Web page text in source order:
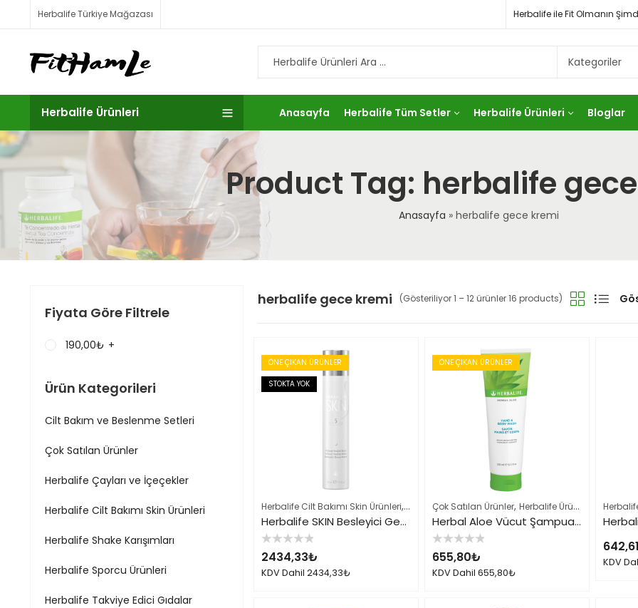
Herbalife Türkiye Mağazası Herbalife ile Fit Olmanın
Herbalife Ürünleri Anasayfa Herbalife Tüm Setler Herbalife Ürünleri Bloglar
Product Tag: herbalife
Anasayfa » herbalife gece kremi
herbalife gece kremi (Gösteriliyor 1 – 12 ürünler 16 products)
ÖNE ÇIKAN ÜRÜNLER
STOKTA YOK
Herbalife Cilt Bakımı Skin Ürünleri, Herbalife Ürün Listesi Tamamı
Herbalife SKIN Besleyici Gece Kremi
5
üzerinden
0
oy
2434,33₺
KDV Dahil 2434,33₺
ÖNE ÇIKAN ÜRÜNLER
Çok Satılan Ürünler, Herbalife Ürün Listesi Tamamı
Herbal Aloe Vücut Şampuanı
5
üzerinden
0
oy
655,80₺
KDV Dahil 655,80₺
642,61
KDV
Fiyata Göre Filtrele
190,00₺ +
Ürün Kategorileri
Cilt Bakım ve Beslenme Setleri
Çok Satılan Ürünler
Herbalife Çayları ve İçeçekler
Herbalife Cilt Bakımı Skin Ürünleri
Herbalife Shake Karışımları
Herbalife Sporcu Ürünleri
Herbalife Takviye Edici Gıdalar